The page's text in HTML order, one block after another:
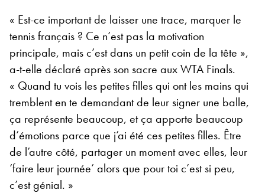
« Est-ce important de laisser une trace, marquer le
tennis français ? Ce n’est pas la motivation
principale, mais c’est dans un petit coin de la tête »,
a-t-elle déclaré après son sacre aux WTA Finals.
« Quand tu vois les petites filles qui ont les mains qui
tremblent en te demandant de leur signer une balle,
ça représente beaucoup, et ça apporte beaucoup
d’émotions parce que j’ai été ces petites filles. Être
de l’autre côté, partager un moment avec elles, leur
‘faire leur journée’ alors que pour toi c’est si peu,
c’est génial. »